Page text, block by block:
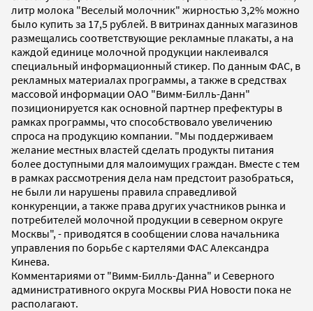
литр молока "Веселый молочник" жирностью 3,2% можно
было купить за 17,5 рублей. В витринах данных магазинов
размещались соответствующие рекламные плакаты, а на
каждой единице молочной продукции наклеивался
специальный информационный стикер. По данным ФАС, в
рекламных материалах программы, а также в средствах
массовой информации ОАО "Вимм-Билль-Данн"
позиционируется как основной партнер префектуры в
рамках программы, что способствовало увеличению
спроса на продукцию компании. "Мы поддерживаем
желание местных властей сделать продукты питания
более доступными для малоимущих граждан. Вместе с тем
в рамках рассмотрения дела нам предстоит разобраться,
не были ли нарушены правила справедливой
конкуренции, а также права других участников рынка и
потребителей молочной продукции в северном округе
Москвы", - приводятся в сообщении слова начальника
управления по борьбе с картелями ФАС Александра
Кинева.
Комментариями от "Вимм-Билль-Данна" и Северного
административного округа Москвы РИА Новости пока не
располагают.